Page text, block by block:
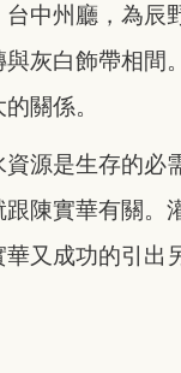
中州廳，為辰
灰白飾帶相間
關係。
源是生存的必
陳實華有關。
又成功的引出